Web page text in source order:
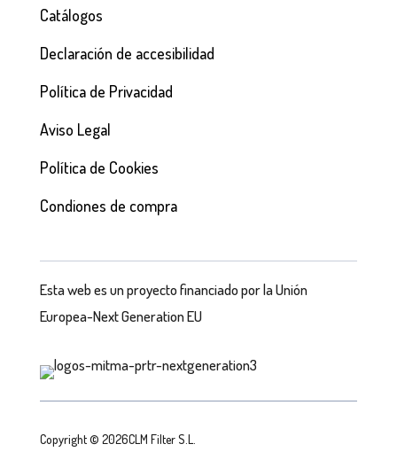
Catálogos
Declaración de accesibilidad
Política de Privacidad
Aviso Legal
Política de Cookies
Condiones de compra
Esta web es un proyecto financiado por la Unión
Europea-Next Generation EU
Copyright © 2026CLM Filter S.L.